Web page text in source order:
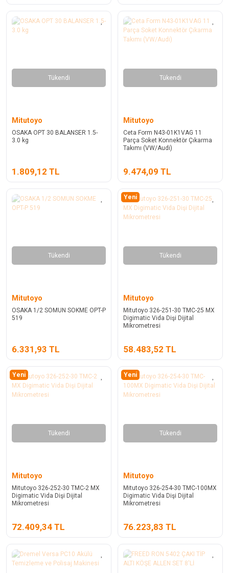
Tükendi
Mitutoyo
OSAKA OPT 30 BALANSER 1.5-
3.0 kg
1.809,12 TL
Tükendi
Mitutoyo
Ceta Form N43-01K1VAG 11
Parça Soket Konnektör Çıkarma
Takımı (VW/Audi)
9.474,09 TL
Tükendi
Mitutoyo
OSAKA 1/2 SOMUN SOKME OPT-P
519
6.331,93 TL
Yeni
Tükendi
Mitutoyo
Mitutoyo 326-251-30 TMC-25 MX
Digimatic Vida Dişi Dijital
Mikrometresi
58.483,52 TL
Yeni
Tükendi
Mitutoyo
Mitutoyo 326-252-30 TMC-2 MX
Digimatic Vida Dişi Dijital
Mikrometresi
72.409,34 TL
Yeni
Tükendi
Mitutoyo
Mitutoyo 326-254-30 TMC-100MX
Digimatic Vida Dişi Dijital
Mikrometresi
76.223,83 TL